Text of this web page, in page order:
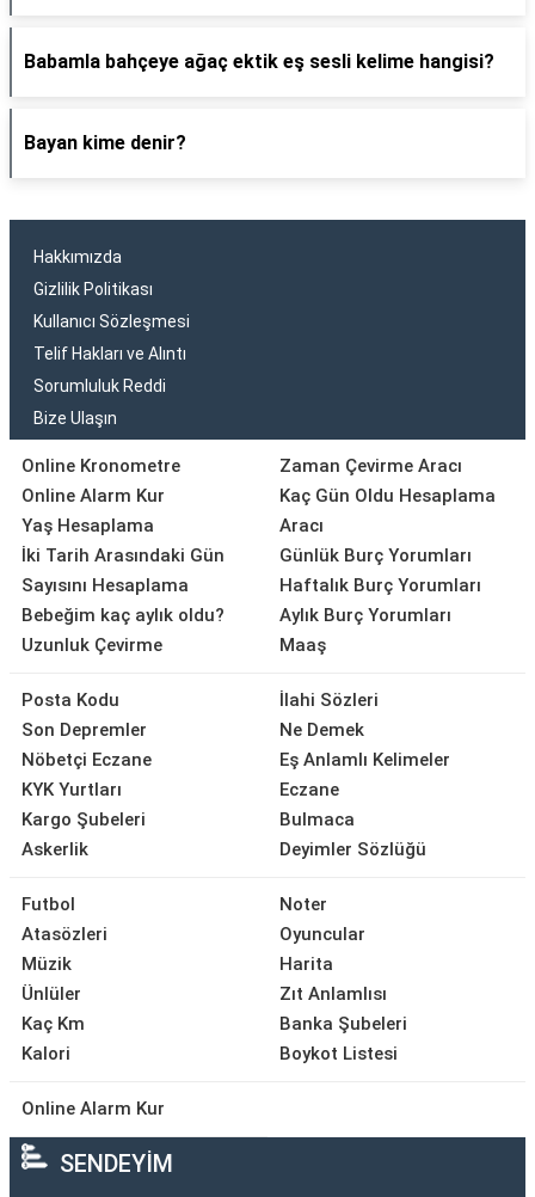
Babamla bahçeye ağaç ektik eş sesli kelime hangisi?
Bayan kime denir?
Hakkımızda
Gizlilik Politikası
Kullanıcı Sözleşmesi
Telif Hakları ve Alıntı
Sorumluluk Reddi
Bize Ulaşın
Online Kronometre
Online Alarm Kur
Yaş Hesaplama
İki Tarih Arasındaki Gün
Sayısını Hesaplama
Bebeğim kaç aylık oldu?
Uzunluk Çevirme
Zaman Çevirme Aracı
Kaç Gün Oldu Hesaplama
Aracı
Günlük Burç Yorumları
Haftalık Burç Yorumları
Aylık Burç Yorumları
Maaş
Posta Kodu
Son Depremler
Nöbetçi Eczane
KYK Yurtları
Kargo Şubeleri
Askerlik
İlahi Sözleri
Ne Demek
Eş Anlamlı Kelimeler
Eczane
Bulmaca
Deyimler Sözlüğü
Futbol
Atasözleri
Müzik
Ünlüler
Kaç Km
Kalori
Noter
Oyuncular
Harita
Zıt Anlamlısı
Banka Şubeleri
Boykot Listesi
Online Alarm Kur
SENDEYİM